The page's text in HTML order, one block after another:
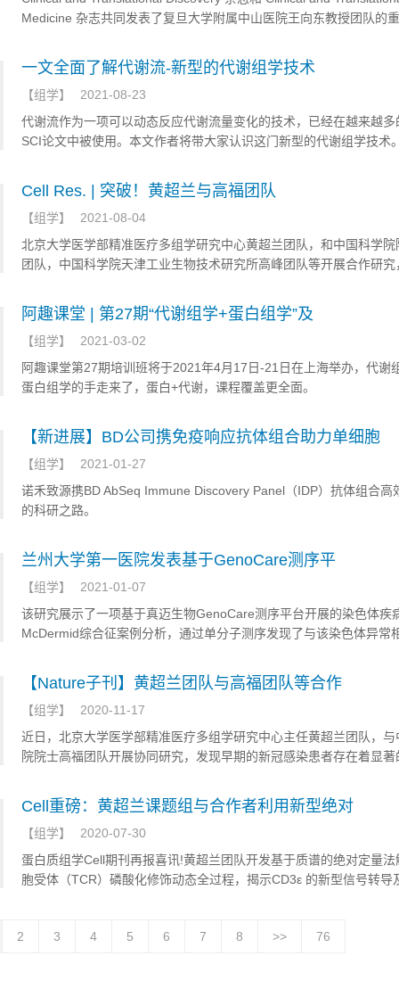
Medicine 杂志共同发表了复旦大学附属中山医院王向东教授团队的
haematology? New clusters of circulating blood cells”
一文全面了解代谢流-新型的代谢组学技术
【组学】
2021-08-23
代谢流作为一项可以动态反应代谢流量变化的技术，已经在越来越多
SCI论文中被使用。本文作者将带大家认识这门新型的代谢组学技术。
Cell Res. | 突破！黄超兰与高福团队
【组学】
2021-08-04
北京大学医学部精准医疗多组学研究中心黄超兰团队，和中国科学院
团队，中国科学院天津工业生物技术研究所高峰团队等开展合作研究
图谱
阿趣课堂 | 第27期“代谢组学+蛋白组学”及
【组学】
2021-03-02
阿趣课堂第27期培训班将于2021年4月17日-21日在上海举办，代谢
蛋白组学的手走来了，蛋白+代谢，课程覆盖更全面。
【新进展】BD公司携免疫响应抗体组合助力单细胞
【组学】
2021-01-27
诺禾致源携BD AbSeq Immune Discovery Panel（IDP）抗体组合高
的科研之路。
兰州大学第一医院发表基于GenoCare测序平
【组学】
2021-01-07
该研究展示了一项基于真迈生物GenoCare测序平台开展的染色体疾
McDermid综合征案例分析，通过单分子测序发现了与该染色体异常
【Nature子刊】黄超兰团队与高福团队等合作
【组学】
2020-11-17
近日，北京大学医学部精准医疗多组学研究中心主任黄超兰团队，与
院院士高福团队开展协同研究，发现早期的新冠感染患者存在着显著
Cell重磅：黄超兰课题组与合作者利用新型绝对
【组学】
2020-07-30
蛋白质组学Cell期刊再报喜讯!黄超兰团队开发基于质谱的绝对定量法
胞受体（TCR）磷酸化修饰动态全过程，揭示CD3ε 的新型信号转导
2 3 4 5 6 7 8 >> 76